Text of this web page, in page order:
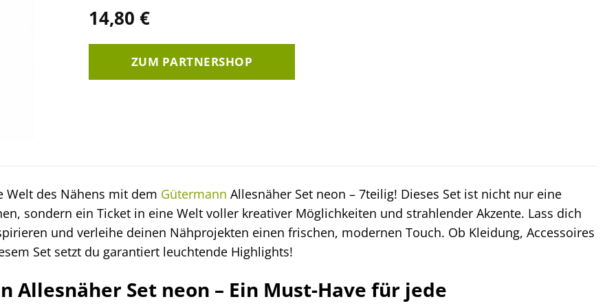
14,80 €
ZUM PARTNERSHOP
Welt des Nähens mit dem Gütermann Allesnäher Set neon – 7teilig! Dieses Set ist nicht nur eine
sondern ein Ticket in eine Welt voller kreativer Möglichkeiten und strahlender Akzente. Lass dich
und verleihe deinen Nähprojekten einen frischen, modernen Touch. Ob Kleidung, Accessoires
Set setzt du garantiert leuchtende Highlights!
Allesnäher Set neon – Ein Must-Have für jede